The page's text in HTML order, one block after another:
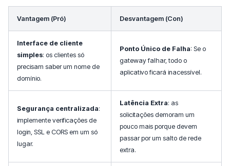
Vantagem (Pró) Desvantagem (Con)
Interface de cliente
simples: os clientes só
precisam saber um nome de
domínio.
Ponto Único de Falha: Se o
gateway falhar, todo o
aplicativo ficará inacessível.
Segurança centralizada:
implemente verificações de
login, SSL e CORS em um só
lugar.
Latência Extra: as
solicitações demoram um
pouco mais porque devem
passar por um salto de rede
extra.